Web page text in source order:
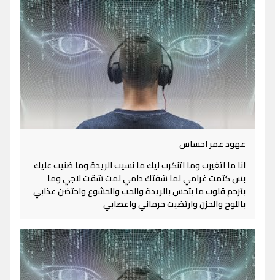
عهود عمر احساس
انا ما اتغيرت وما اتنكرت ليك ما نسيت الريدة وما ضنيت عليك
بس كتمت غرامي لما شفتك دامي لمت شقت لاجي وما
بترحم قلوب ما بتحس بالريدة والحب والخشوع واحتضن عذابي
باللوح والحزن وارتضيت حرماني واعصابي